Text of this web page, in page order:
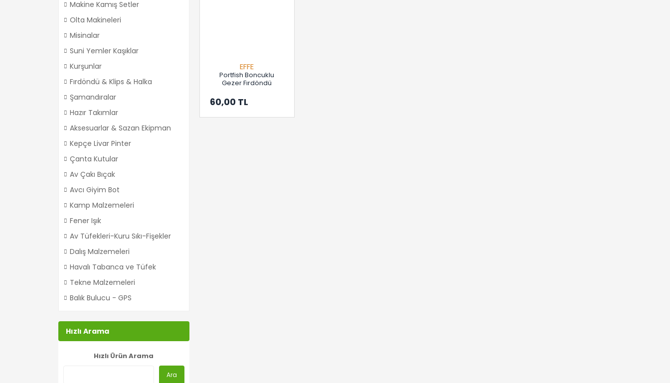
Makine Kamış Setler
Olta Makineleri
Misinalar
Suni Yemler Kaşıklar
Kurşunlar
Fırdöndü & Klips & Halka
Şamandıralar
Hazır Takımlar
Aksesuarlar & Sazan Ekipman
Kepçe Livar Pinter
Çanta Kutular
Av Çakı Bıçak
Avcı Giyim Bot
Kamp Malzemeleri
Fener Işık
Av Tüfekleri-Kuru Sıkı-Fişekler
Dalış Malzemeleri
Havalı Tabanca ve Tüfek
Tekne Malzemeleri
Balık Bulucu - GPS
Hızlı Arama
Hızlı Ürün Arama
Ara
EFFE
Portfish Boncuklu
Gezer Fırdöndü
60,00 TL